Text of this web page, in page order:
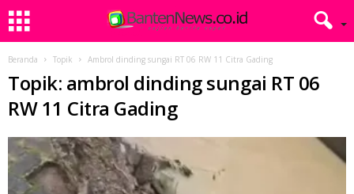
Beranda Topik Ambrol dinding sungai RT 06 RW 11 Citra Gading
Topik: ambrol dinding sungai RT 06
RW 11 Citra Gading